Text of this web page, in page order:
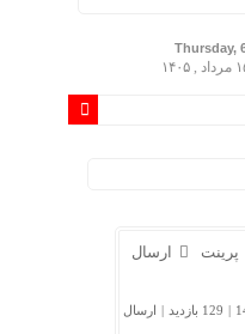
Thursday,
ارسال پرینت
129 بازدید
| ارسال